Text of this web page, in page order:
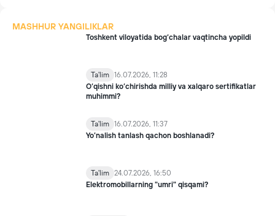
MASHHUR YANGILIKLAR
Toshkent viloyatida bog‘chalar vaqtincha yopildi
Ta'lim 16.07.2026, 11:28
O‘qishni ko‘chirishda milliy va xalqaro sertifikatlar
muhimmi?
Ta'lim 16.07.2026, 11:37
Yo’nalish tanlash qachon boshlanadi?
Ta'lim 24.07.2026, 16:50
Elektromobillarning "umri" qisqami?